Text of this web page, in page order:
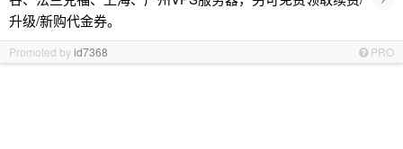
升级/新购代金券。
Promoted byid7368 PRO